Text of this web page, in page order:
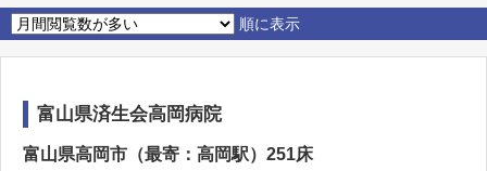
順に表示
富山県済生会高岡病院
富山県高岡市（最寄：高岡駅）251床